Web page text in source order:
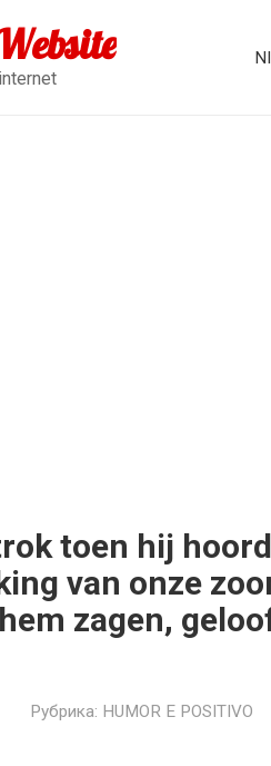
toen hij
van onze
zagen,
Рубрика: HUMOR E POSITIVO